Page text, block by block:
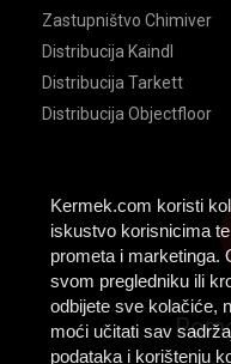
Kermek.com koristi
iskustvo korisnicima
prometa i marketinga.
svom pregledniku ili
odbijete sve kolačiće,
moći učitati sav
podataka i korištenju
Zastupništvo Chimiver
Distribucija Kaindl
Distribucija Tarkett
Distribucija Objectfloor